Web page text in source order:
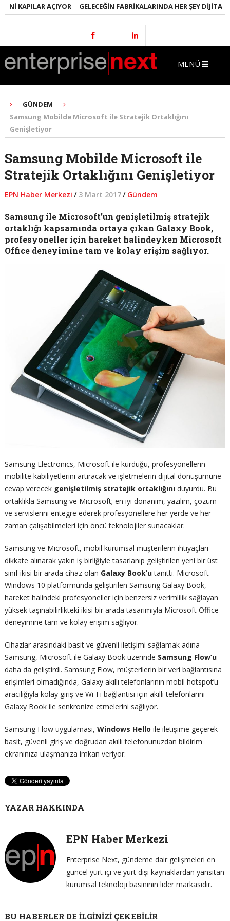
KAPILAR AÇIYOR GELECEĞIN FABRIKALARINDA HER ŞEY DIJITAL
MENÜ
GÜNDEM
Samsung Mobilde Microsoft ile Stratejik Ortaklığını
Genişletiyor
Samsung Mobilde Microsoft ile
Stratejik Ortaklığını Genişletiyor
EPN Haber Merkezi / 3 Mart 2017/ Gündem
Samsung ile Microsoft’un genişletilmiş stratejik
ortaklığı kapsamında ortaya çıkan Galaxy Book,
profesyoneller için hareket halindeyken Microsoft
Office deneyimine tam ve kolay erişim sağlıyor.
Samsung Electronics, Microsoft ile kurduğu, profesyonellerin
mobilite kabiliyetlerini artıracak ve işletmelerin dijital dönüşümüne
cevap verecek genişletilmiş stratejik ortaklığınıduyurdu. Bu
ortaklıkla Samsung ve Microsoft; en iyi donanım, yazılım, çözüm
ve servislerini entegre ederek profesyonellere her yerde ve her
zaman çalışabilmeleri için öncü teknolojiler sunacaklar.
Samsung ve Microsoft, mobil kurumsal müşterilerin ihtiyaçları
dikkate alınarak yakın iş birliğiyle tasarlanıp geliştirilen yeni bir üst
sınıf ikisi bir arada cihaz olan Galaxy Book’utanıttı. Microsoft
Windows 10 platformunda geliştirilen Samsung Galaxy Book,
hareket halindeki profesyoneller için benzersiz verimlilik sağlayan
yüksek taşınabilirlikteki ikisi bir arada tasarımıyla Microsoft Office
deneyimine tam ve kolay erişim sağlıyor.
Cihazlar arasındaki basit ve güvenli iletişimi sağlamak adına
Samsung, Microsoft ile Galaxy Book üzerinde Samsung Flow’u
daha da geliştirdi. Samsung Flow, müşterilerin bir veri bağlantısına
erişimleri olmadığında, Galaxy akıllı telefonlarının mobil hotspot’u
aracılığıyla kolay giriş ve Wi-Fi bağlantısı için akıllı telefonlarını
Galaxy Book ile senkronize etmelerini sağlıyor.
Samsung Flow uygulaması, Windows Hello ile iletişime geçerek
basit, güvenli giriş ve doğrudan akıllı telefonunuzdan bildirim
ekranınıza ulaşmanıza imkan veriyor.
YAZAR HAKKINDA
EPN Haber Merkezi
Enterprise Next, gündeme dair gelişmeleri en
güncel yurt içi ve yurt dışı kaynaklardan yansıtan
kurumsal teknoloji basınının lider markasıdır.
BU HABERLER DE İLGINIZI ÇEKEBILIR